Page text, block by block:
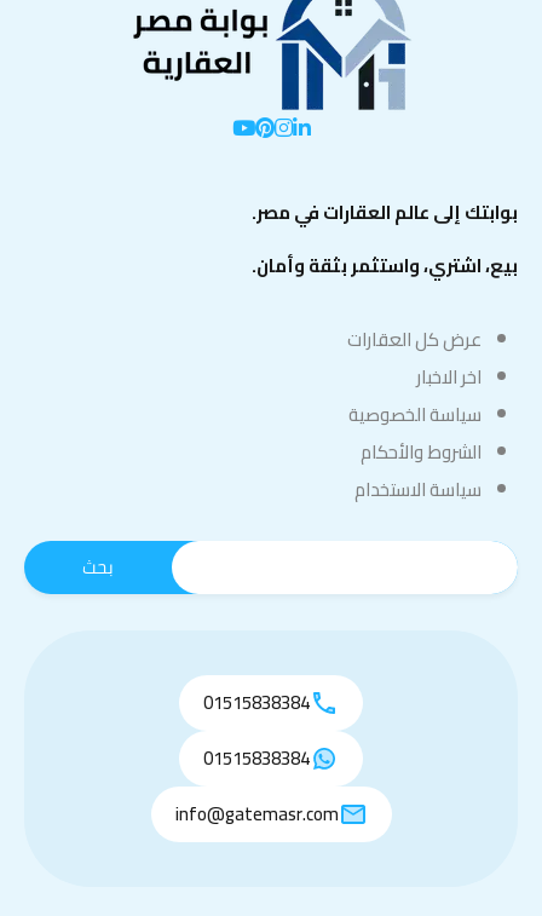
بوابتك إلى عالم العقارات في مصر.
بيع، اشتري، واستثمر بثقة وأمان.
عرض كل العقارات
اخر الاخبار
سياسة الخصوصية
الشروط والأحكام
سياسة الاستخدام
01515838384
01515838384
info@gatemasr.com